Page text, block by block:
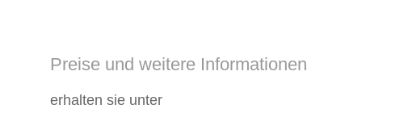
Preise und weitere Informationen
erhalten sie unter